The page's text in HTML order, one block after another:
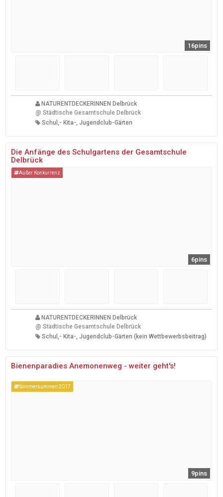
16pins
NATURENTDECKERINNEN Delbrück
@ Städtische Gesamtschule Delbrück
Schul,- Kita-, Jugendclub-Gärten
Die Anfänge des Schulgartens der Gesamtschule
Delbrück
Außer Konkurrenz
6pins
NATURENTDECKERINNEN Delbrück
@ Städtische Gesamtschule Delbrück
Schul,- Kita-, Jugendclub-Gärten (kein Wettbewerbsbeitrag)
Bienenparadies Anemonenweg - weiter geht's!
Sommersummen 2017
9pins